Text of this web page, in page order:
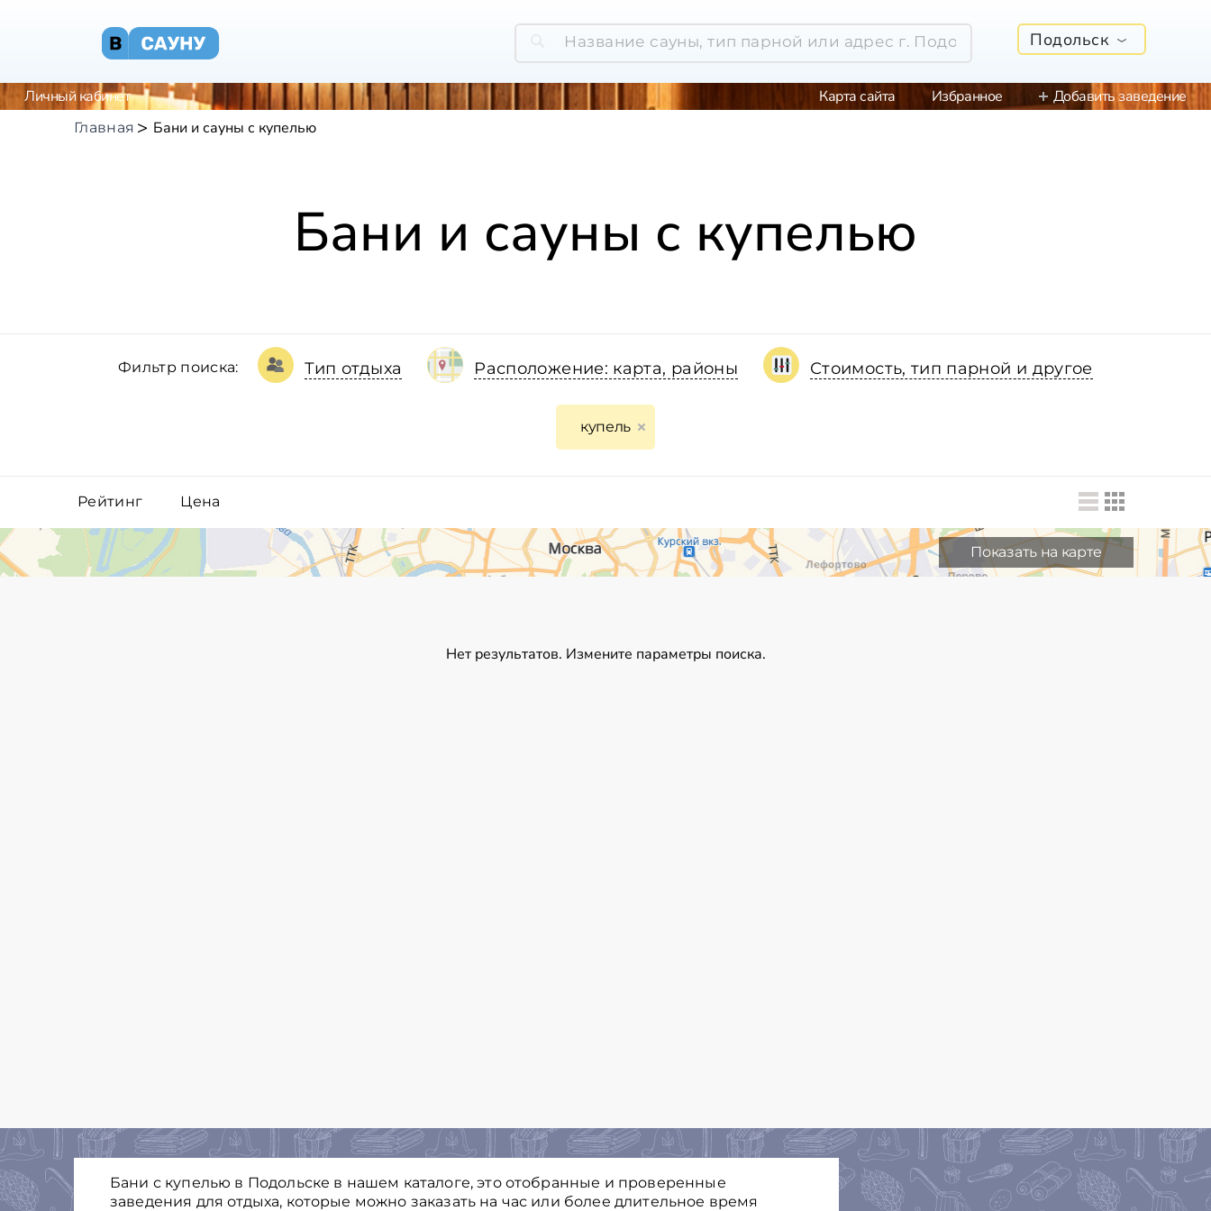
Подольск
Личный кабинет Карта сайта Избранное Добавить заведение
Главная Бани и сауны с купелью
Бани и сауны с купелью
Фильтр поиска: Тип отдыха Расположение: карта, районы Стоимость, тип парной и другое
купель
Рейтинг Цена
Показать на карте
Нет результатов. Измените параметры поиска.
Бани с купелью в Подольске в нашем каталоге, это отобранные и проверенные
заведения для отдыха, которые можно заказать на час или более длительное время